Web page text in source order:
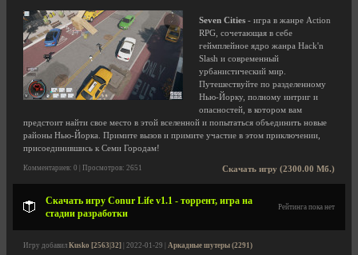
Seven Cities - игра в жанре Action
RPG, сочетающая в себе
геймплейное ядро жанра Hack'n
Slash и современный
урбанистический мир.
Путешествуйте по разделенному
Нью-Йорку, полному интриг и
опасностей, в котором вам
предстоит найти свое место в этой вселенной и попытаться объединить новые
районы Нью-Йорка. Примите вызов и примите участие в этом приключении,
присоединившись к Семи Городам!
Скачать игру (2300.00 Мб.)
Комментариев: 0 | Просмотров: 2651
Скачать игру Conur Life v1.1 - торрент, игра на
стадии разработки
Рейтинга пока нет
Игру добавил Kusko [2563|32] | 2022-01-29 | Аркадные шутеры (2291)